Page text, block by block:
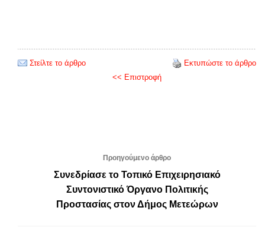
Στείλτε το άρθρο
Εκτυπώστε το άρθρο
<< Επιστροφή
Προηγούμενο άρθρο
Συνεδρίασε το Τοπικό Επιχειρησιακό
Συντονιστικό Όργανο Πολιτικής
Προστασίας στον Δήμος Μετεώρων